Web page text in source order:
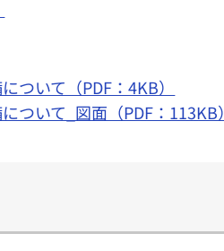
いて（PDF：4KB）
いて_図面（PDF：113KB）